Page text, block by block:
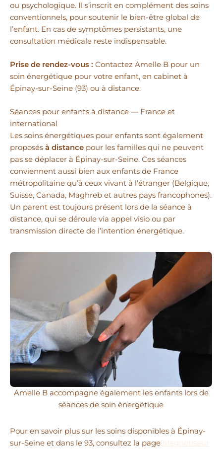
ou psychologique. Il s’inscrit en complément des soins
conventionnels, pour soutenir le bien-être global de
l’enfant. En cas de symptômes persistants, une
consultation médicale reste indispensable.
Prise de rendez-vous : Contactez Amelle B pour un
soin énergétique pour votre enfant, en cabinet à
Épinay-sur-Seine (93) ou à distance.
Séances pour enfants à distance — France et
international
Les soins énergétiques pour enfants sont également
proposés à distance pour les familles qui ne peuvent
pas se déplacer à Épinay-sur-Seine. Ces séances
conviennent aussi bien aux enfants de France
métropolitaine qu’à ceux vivant à l’étranger (Belgique,
Suisse, Canada, Maghreb et autres pays francophones).
Un parent est toujours présent lors de la séance à
distance, qui se déroule via appel visio ou par
transmission directe de l’intention énergétique.
Amelle B accompagne également les enfants lors de
séances de soin énergétique
Pour en savoir plus sur les soins disponibles à Épinay-
sur-Seine et dans le 93, consultez la page Magnétiseur